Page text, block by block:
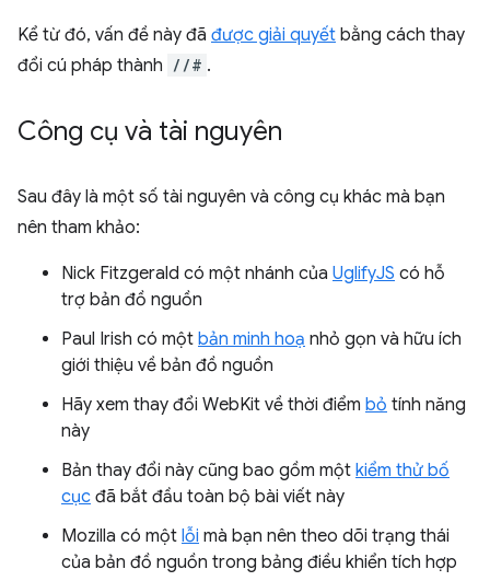
Kể từ đó, vấn đề này đã được giải quyết bằng cách thay
đổi cú pháp thành //# .
Công cụ và tài nguyên
Sau đây là một số tài nguyên và công cụ khác mà bạn
nên tham khảo:
Nick Fitzgerald có một nhánh của UglifyJS có hỗ
trợ bản đồ nguồn
Paul Irish có một bản minh hoạ nhỏ gọn và hữu ích
giới thiệu về bản đồ nguồn
Hãy xem thay đổi WebKit về thời điểm bỏ tính năng
này
Bản thay đổi này cũng bao gồm một kiểm thử bố
cục đã bắt đầu toàn bộ bài viết này
Mozilla có một lỗi mà bạn nên theo dõi trạng thái
của bản đồ nguồn trong bảng điều khiển tích hợp